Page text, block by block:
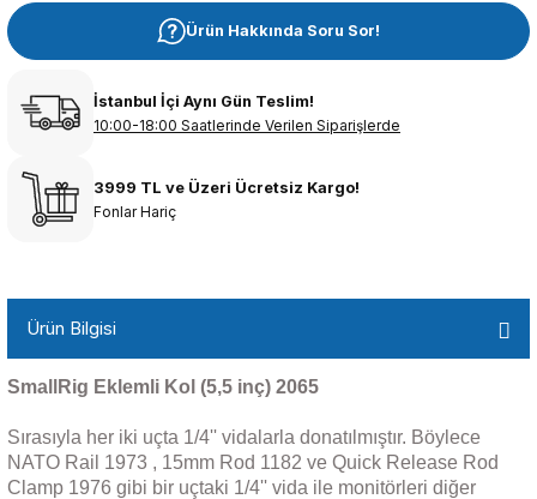
Ürün Hakkında Soru Sor!
İstanbul İçi Aynı Gün Teslim!
10:00-18:00 Saatlerinde Verilen Siparişlerde
3999 TL ve Üzeri Ücretsiz Kargo!
Fonlar Hariç
Ürün Bilgisi
SmallRig Eklemli Kol (5,5 inç) 2065
Sırasıyla her iki uçta 1/4'' vidalarla donatılmıştır. Böylece
NATO Rail 1973 , 15mm Rod 1182 ve Quick Release Rod
Clamp 1976 gibi bir uçtaki 1/4'' vida ile monitörleri diğer